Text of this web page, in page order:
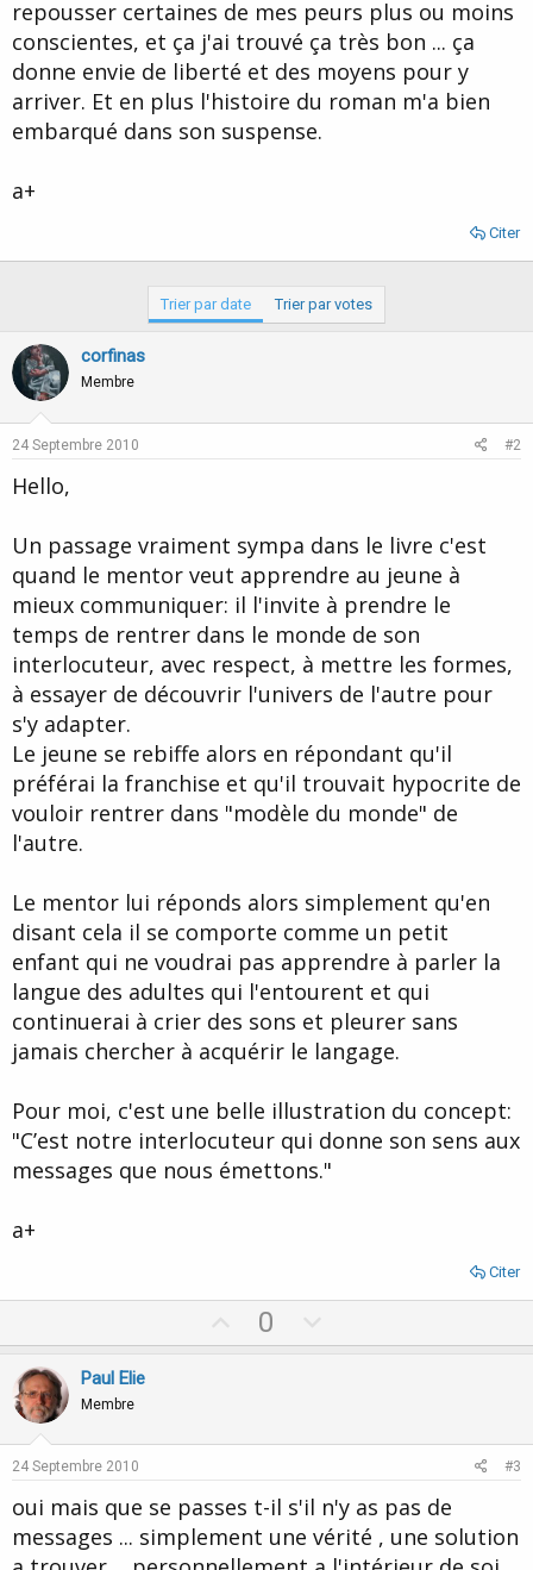
repousser certaines de mes peurs plus ou moins
conscientes, et ça j'ai trouvé ça très bon ... ça
donne envie de liberté et des moyens pour y
arriver. Et en plus l'histoire du roman m'a bien
embarqué dans son suspense.
a+
Citer
Trier par date Trier par votes
corfinas
Membre
24 Septembre 2010 #2
Hello,
Un passage vraiment sympa dans le livre c'est
quand le mentor veut apprendre au jeune à
mieux communiquer: il l'invite à prendre le
temps de rentrer dans le monde de son
interlocuteur, avec respect, à mettre les formes,
à essayer de découvrir l'univers de l'autre pour
s'y adapter.
Le jeune se rebiffe alors en répondant qu'il
préférai la franchise et qu'il trouvait hypocrite de
vouloir rentrer dans "modèle du monde" de
l'autre.
Le mentor lui réponds alors simplement qu'en
disant cela il se comporte comme un petit
enfant qui ne voudrai pas apprendre à parler la
langue des adultes qui l'entourent et qui
continuerai à crier des sons et pleurer sans
jamais chercher à acquérir le langage.
Pour moi, c'est une belle illustration du concept:
"C’est notre interlocuteur qui donne son sens aux
messages que nous émettons."
a+
Citer
p
t
0
o
v
t
e
Paul Elie
Membre
24 Septembre 2010 #3
oui mais que se passes t-il s'il n'y as pas de
messages ... simplement une vérité , une solution